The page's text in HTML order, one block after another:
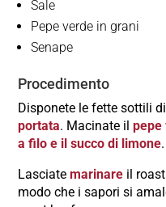
Sale
Pepe verde in grani
Senape
Procedimento
Disponete le fette sottili
portata. Macinate ilpepe
a filo e il succo di limone.
Lasciatemarinare il
modo che i sapori si